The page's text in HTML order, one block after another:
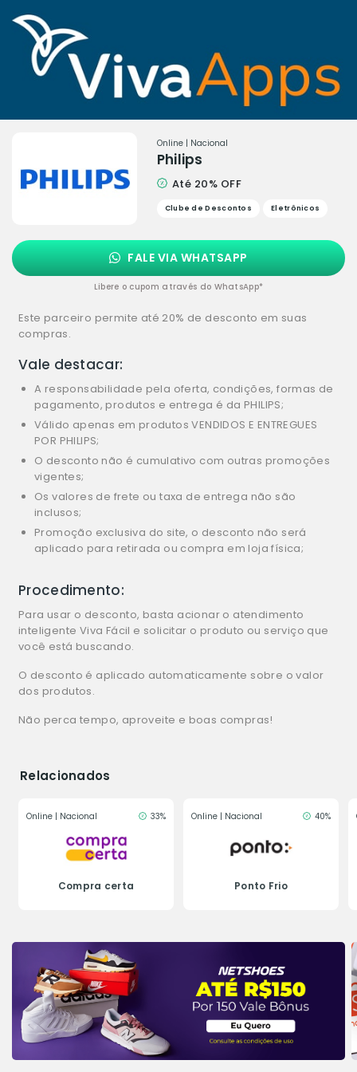
Online | Nacional
Philips
Até 20% OFF
Clube de Descontos Eletrônicos
FALE VIA WHATSAPP
Libere o cupom através do WhatsApp*
Este parceiro permite até 20% de desconto em suas
compras.
Vale destacar:
A responsabilidade pela oferta, condições, formas de
pagamento, produtos e entrega é da PHILIPS;
Válido apenas em produtos VENDIDOS E ENTREGUES
POR PHILIPS;
O desconto não é cumulativo com outras promoções
vigentes;
Os valores de frete ou taxa de entrega não são
inclusos;
Promoção exclusiva do site, o desconto não será
aplicado para retirada ou compra em loja física;
Procedimento:
Para usar o desconto, basta acionar o atendimento
inteligente Viva Fácil e solicitar o produto ou serviço que
você está buscando.
O desconto é aplicado automaticamente sobre o valor
dos produtos.
Não perca tempo, aproveite e boas compras!
Relacionados
Online | Nacional 33%
Compra certa
Online | Nacional 40%
Ponto Frio